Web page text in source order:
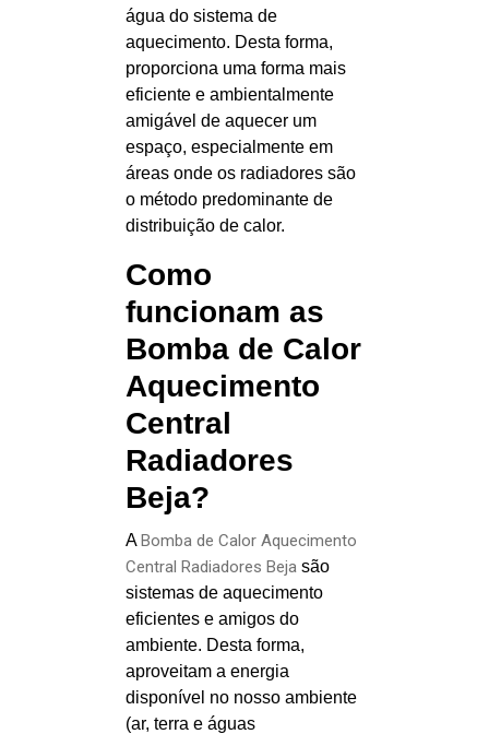
água do sistema de
aquecimento. Desta forma,
proporciona uma forma mais
eficiente e ambientalmente
amigável de aquecer um
espaço, especialmente em
áreas onde os radiadores são
o método predominante de
distribuição de calor.
Como
funcionam as
Bomba de Calor
Aquecimento
Central
Radiadores
Beja?
ABomba de Calor Aquecimento
Central Radiadores Beja são
sistemas de aquecimento
eficientes e amigos do
ambiente. Desta forma,
aproveitam a energia
disponível no nosso ambiente
(ar, terra e águas